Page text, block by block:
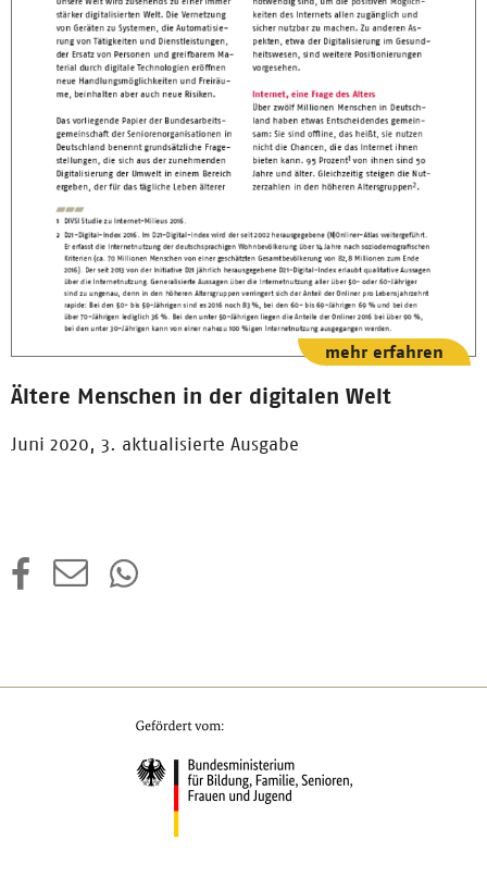
Ältere Menschen in der digitalen Welt
Juni 2020, 3. aktualisierte Ausgabe
mehr erfahren